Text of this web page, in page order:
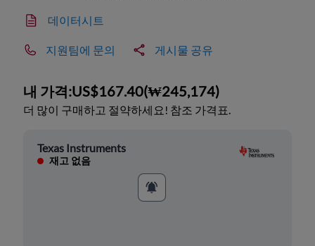
데이터시트
지원팀에 문의 게시물 공유
내 가격:US$167.40(₩245,174)
더 많이 구매하고 절약하세요! 참조 가격표.
Texas Instruments
재고 없음